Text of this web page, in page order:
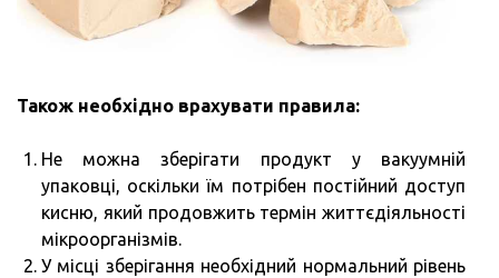
Також необхідно врахувати правила:
Не можна зберігати продукт у вакуумній
упаковці, оскільки їм потрібен постійний доступ
кисню, який продовжить термін життєдіяльності
мікроорганізмів.
У місці зберігання необхідний нормальний рівень